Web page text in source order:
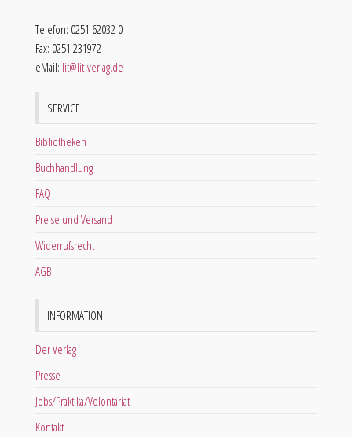
Telefon: 0251 62032 0
Fax: 0251 231972
eMail: lit@lit-verlag.de
SERVICE
Bibliotheken
Buchhandlung
FAQ
Preise und Versand
Widerrufsrecht
AGB
INFORMATION
Der Verlag
Presse
Jobs/Praktika/Volontariat
Kontakt